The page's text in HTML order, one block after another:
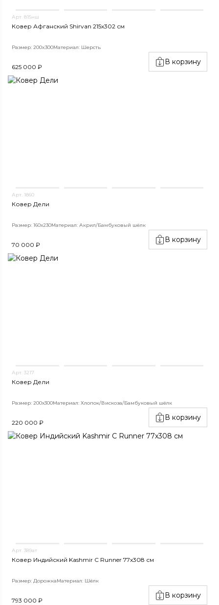
Арт. 815нш
Ковер Афганский Shirvan 215x302 см
Размер: 200x300Материал: Шерсть
625 000 ₽
В корзину
Арт. 1860
Ковер Дели
Размер: 160х230Материал: Акрил/Бамбуковый шёлк
70 000 ₽
В корзину
Арт. 3217
Ковер Дели
Размер: 200х300Материал: Хлопок/Вискоза/Бамбуковый шёлк
220 000 ₽
В корзину
Арт. 389ат
Ковер Индийский Kashmir C Runner 77x308 см
Размер: ДорожкаМатериал: Шёлк
793 000 ₽
В корзину